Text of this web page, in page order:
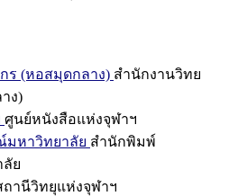
ร (หอสมุดกลาง) สำนักงานวิทย
ง)
ศูนย์หนังสือแห่งจุฬาฯ
มหาวิทยาลัย สำนักพิมพ์
ย
ถานีวิทยุแห่งจุฬาฯ